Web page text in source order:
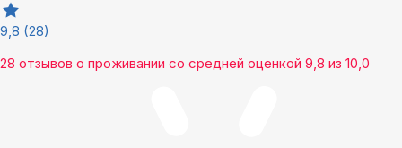
9,8 (28)
28 отзывов о проживании со средней оценкой 9,8 из 10,0